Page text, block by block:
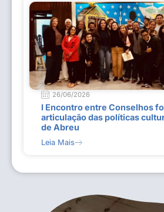
26/06/2026
I Encontro entre Conselhos
articulação das políticas
de Abreu
Leia Mais